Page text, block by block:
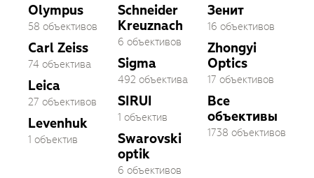
Olympus
58 объективов
Carl Zeiss
74 объектива
Leica
27 объективов
Levenhuk
1 объектив
Schneider
Kreuznach
6 объективов
Sigma
492 объектива
SIRUI
1 объектив
Swarovski
optik
6 объективов
Зенит
16 объективов
Zhongyi
Optics
17 объективов
Все
объективы
1738 объективов